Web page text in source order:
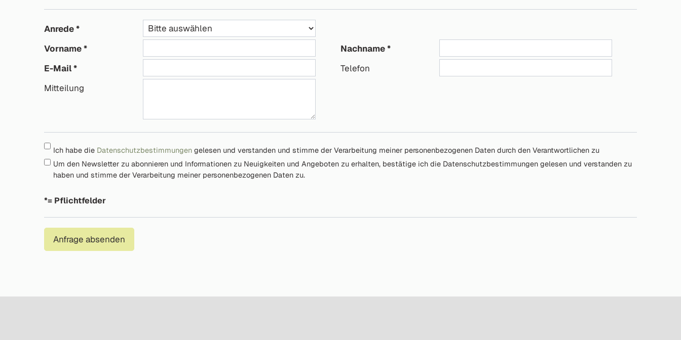
Anrede
Vorname
Nachname
E-Mail
Telefon
Mitteilung
Ich habe die Datenschutzbestimmungen gelesen und verstanden und stimme der Verarbeitung meiner personenbezogenen Daten durch den Verantwortlichen zu
Um den Newsletter zu abonnieren und Informationen zu Neuigkeiten und Angeboten zu erhalten, bestätige ich die Datenschutzbestimmungen gelesen und verstanden zu
haben und stimme der Verarbeitung meiner personenbezogenen Daten zu.
*= Pflichtfelder
Anfrage absenden